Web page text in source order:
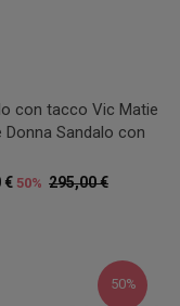
con tacco Vic Matie
Donna Sandalo con
295,00 €
€ 50%
50%